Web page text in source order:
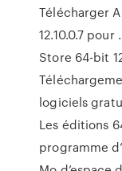
Télécharger
12.10.0.7
Store 64-bit
logiciels
Les éditions
programme